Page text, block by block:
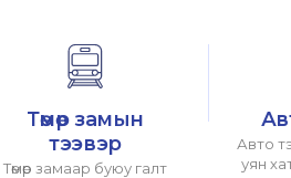
Төмөр замын
тээвэр
Төмөр замаар буюу галт
Авто
уян